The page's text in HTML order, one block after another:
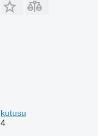
kutusu
4